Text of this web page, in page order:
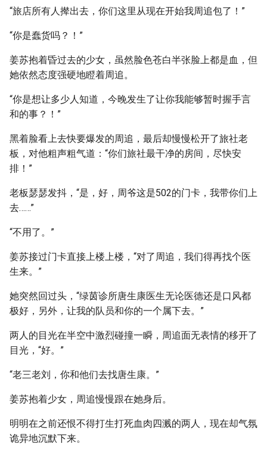
“旅店所有人撵出去，你们这里从现在开始我周追包了！”
“你是蠢货吗？！”
姜苏抱着昏过去的少女，虽然脸色苍白半张脸上都是血，但
她依然态度强硬地瞪着周追。
“你是想让多少人知道，今晚发生了让你我能够暂时握手言
和的事？！”
黑着脸看上去快要爆发的周追，最后却慢慢松开了旅社老
板，对他粗声粗气道：“你们旅社最干净的房间，尽快安
排！”
老板瑟瑟发抖，“是，好，周爷这是502的门卡，我带你们上
去……”
“不用了。”
姜苏接过门卡直接上楼上楼，“对了周追，我们得再找个医
生来。”
她突然回过头，“绿茵诊所唐生康医生无论医德还是口风都
极好，另外，让我的队员和你的一个属下去。”
两人的目光在半空中激烈碰撞一瞬，周追面无表情的移开了
目光，“好。”
“老三老刘，你和他们去找唐生康。”
姜苏抱着少女，周追慢慢跟在她身后。
明明在之前还恨不得打生打死血肉四溅的两人，现在却气氛
诡异地沉默下来。